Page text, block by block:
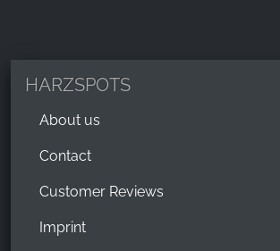
HARZSPOTS
About us
Contact
Customer Reviews
Imprint